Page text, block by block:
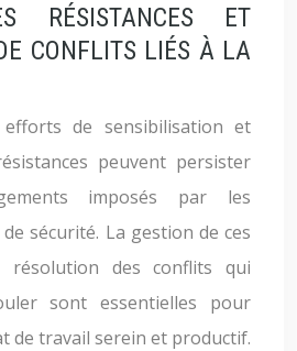
RÉSISTANCES ET
CONFLITS LIÉS À LA
de sensibilisation et
peuvent persister
imposés par les
sécurité. La gestion de ces
résolution des conflits qui
sont essentielles pour
de travail serein et productif.